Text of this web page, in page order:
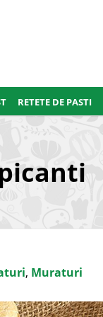
RETETE DE PASTI
, Muraturi